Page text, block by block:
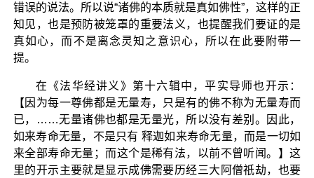
错误的说法。所以说“诸佛的本质就是真如佛性”，这样的正
知见，也是预防被笼罩的重要法义，也提醒我们要证的是
真如心，而不是离念灵知之意识心，所以在此要附带一
提。
在《法华经讲义》第十六辑中，平实导师也开示：
【因为每一尊佛都是无量寿，只是有的佛不称为无量寿而
已，……无量诸佛也都是无量光，所以没有差别。因此，
如来寿命无量，不是只有 释迦如来寿命无量，而是一切如
来全部寿命无量；而这个是稀有法，以前不曾听闻。】这
里的开示主要就是显示成佛需要历经三大阿僧祇劫，也要